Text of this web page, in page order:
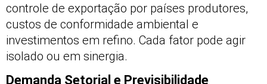
controle de exportação por países produtores,
custos de conformidade ambiental e
investimentos em refino. Cada fator pode agir
isolado ou em sinergia.
Demanda Setorial e Previsibilidade